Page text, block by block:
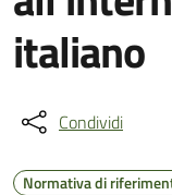
italiano
Condividi
Normativa di